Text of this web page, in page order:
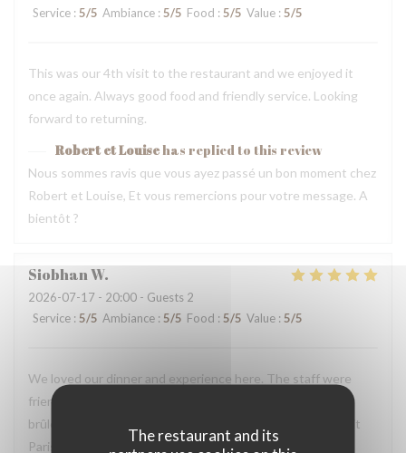
The restaurant and its
Service : 5/5 Ambiance : 5/5 Food : 5/5 Value : 5/5
This was our 4th visit to the restaurant and we enjoyed it
once again. Always good food and friendly service. Looking
forward to returning.
Robert et Louisehas replied to this review
Nous sommes ravis que vous ayez passé un bon moment chez
Robert et Louise, Et vous remercions pour votre message. A
bientôt ?
SiobhanW
2026-07-17 - 20:00 - Guests 2
Service : 5/5 Ambiance : 5/5 Food : 5/5 Value : 5/5
We loved our dinner and experience here. The staff were
friendly and helpful. We loved the snails, duck, and crème
brûlée. We will definitely return here the next time we visit
Paris.